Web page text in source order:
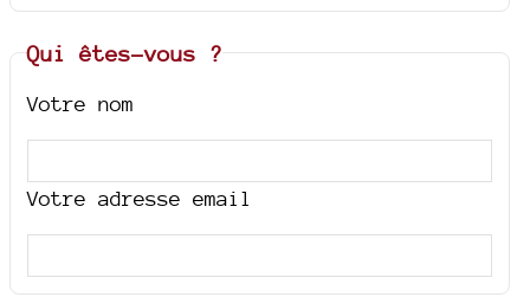
Qui êtes-vous ?
Votre nom
Votre adresse email